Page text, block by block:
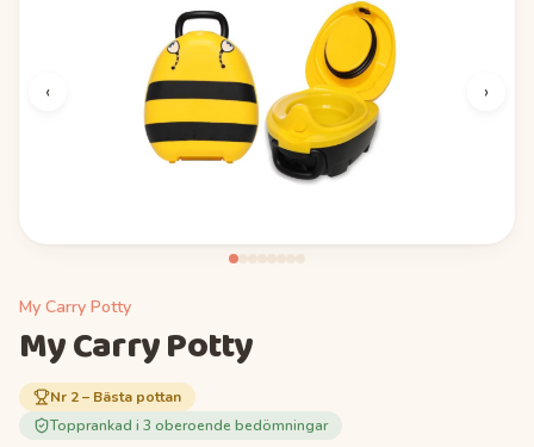
‹ ›
My Carry Potty
My Carry Potty
Nr 2– Bästa pottan
Topprankad i 3 oberoende bedömningar